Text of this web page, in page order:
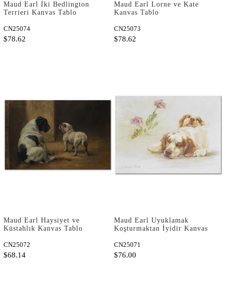
Maud Earl İki Bedlington
Terrieri Kanvas Tablo
CN25074
$78.62
Maud Earl Lorne ve Kate
Kanvas Tablo
CN25073
$78.62
Maud Earl Haysiyet ve
Küstahlık Kanvas Tablo
CN25072
$68.14
Maud Earl Uyuklamak
Koşturmaktan İyidir Kanvas
CN25071
$76.00